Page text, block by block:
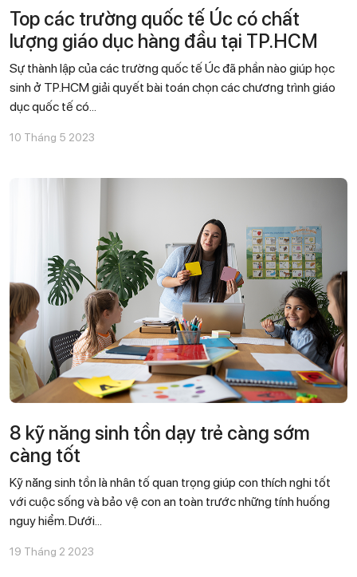
Top các trường quốc tế Úc có chất
lượng giáo dục hàng đầu tại TP.HCM
Sự thành lập của các trường quốc tế Úc đã phần nào giúp học
sinh ở TP.HCM giải quyết bài toán chọn các chương trình giáo
dục quốc tế có...
10 Tháng 5 2023
8 kỹ năng sinh tồn dạy trẻ càng sớm
càng tốt
Kỹ năng sinh tồn là nhân tố quan trọng giúp con thích nghi tốt
với cuộc sống và bảo vệ con an toàn trước những tính huống
nguy hiểm. Dưới...
19 Tháng 2 2023